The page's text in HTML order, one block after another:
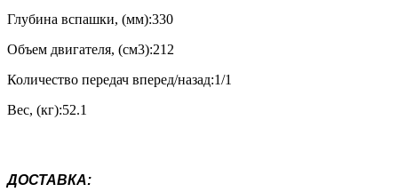
Глубина вспашки, (мм):330
Объем двигателя, (см3):212
Количество передач вперед/назад:1/1
Вес, (кг):52.1
ДОСТАВКА: